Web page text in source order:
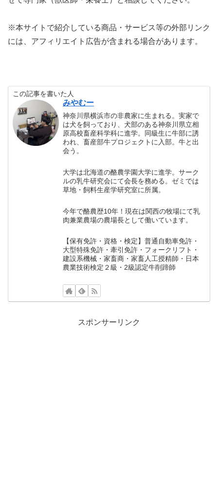
※本サイトで紹介している商品・サービス等の外部リンク
には、アフィリエイト広告が含まれる場合があります。
この記事を書いた人
みやむー
神奈川県横浜市の非農家に生まれる。実家で
は犬を飼っており、犬部のある神奈川県立相
原高校畜産科学科に進学。同級生に牛部に誘
われ、畜産部牛プロジェクトに入部。牛と出
会う。
大学は北海道の酪農学園大学に進学。サーク
ルの乳牛研究会にて会長を務める。ゼミでは
草地・飼料生産学研究室に所属。
今年で酪農歴10年！現在は関西の牧場にて乳
肉兼業農場の農場長として働いています。
【保有免許・資格・検定】普通自動車免許・
大型特殊免許・牽引免許・フォークリフト・
建設系機械・家畜商・家畜人工授精師・日本
農業技術検定２級・2級認定牛削蹄師
スポンサーリンク